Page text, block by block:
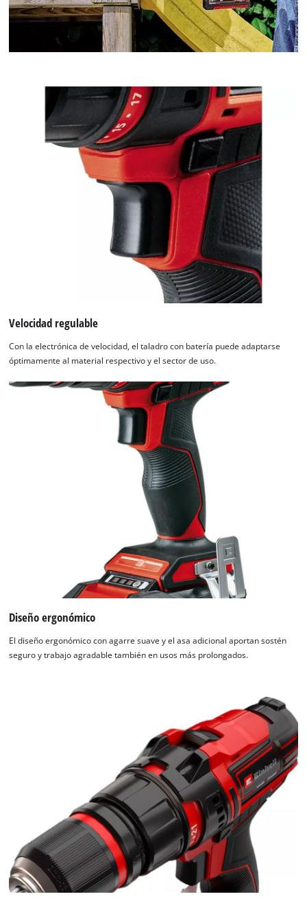
¡Necesitamos su consentimiento para
cargar el servicio Google Maps!
This content is not permitted to load due
to trackers that are not disclosed to the
visitor. The website owner needs to setup
Powered byUsercentrics Consent
Management Platform
Velocidad regulable
Con la electrónica de velocidad, el taladro con batería puede adaptarse
óptimamente al material respectivo y el sector de uso.
Diseño ergonómico
El diseño ergonómico con agarre suave y el asa adicional aportan sostén
seguro y trabajo agradable también en usos más prolongados.